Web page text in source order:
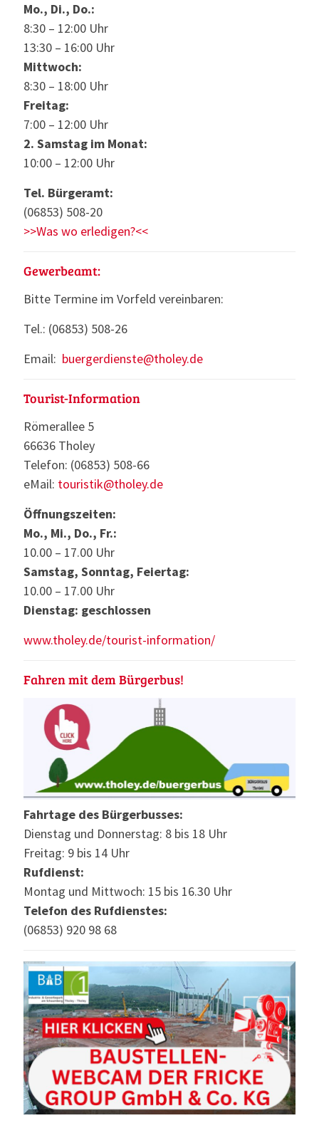
Mo., Di., Do.:
8:30 – 12:00 Uhr
13:30 – 16:00 Uhr
Mittwoch:
8:30 – 18:00 Uhr
Freitag:
7:00 – 12:00 Uhr
2. Samstag im Monat:
10:00 – 12:00 Uhr
Tel. Bürgeramt:
(06853) 508-20
>>Was wo erledigen?<<
Gewerbeamt:
Bitte Termine im Vorfeld vereinbaren:
Tel.: (06853) 508-26
Email: buergerdienste@tholey.de
Tourist-Information
Römerallee 5
66636 Tholey
Telefon: (06853) 508-66
eMail: touristik@tholey.de
Öffnungszeiten:
Mo., Mi., Do., Fr.:
10.00 – 17.00 Uhr
Samstag, Sonntag, Feiertag:
10.00 – 17.00 Uhr
Dienstag: geschlossen
www.tholey.de/tourist-information/
Fahren mit dem Bürgerbus!
Fahrtage des Bürgerbusses:
Dienstag und Donnerstag: 8 bis 18 Uhr
Freitag: 9 bis 14 Uhr
Rufdienst:
Montag und Mittwoch: 15 bis 16.30 Uhr
Telefon des Rufdienstes:
(06853) 920 98 68